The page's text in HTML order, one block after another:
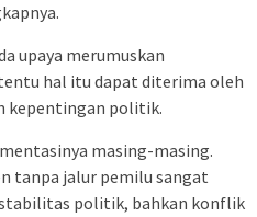
upaya merumuskan
hal itu dapat diterima oleh
kepentingan politik.
masing-masing.
tanpa jalur pemilu sangat
politik, bahkan konflik